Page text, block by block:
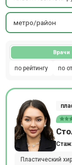
метро/район
Врачи
по рейтингу по
Стаж
Пластический